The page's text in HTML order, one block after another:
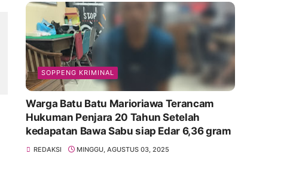
SOPPENG KRIMINAL
Warga Batu Batu Marioriawa Terancam
Hukuman Penjara 20 Tahun Setelah
kedapatan Bawa Sabu siap Edar 6,36 gram
REDAKSI MINGGU, AGUSTUS 03, 2025